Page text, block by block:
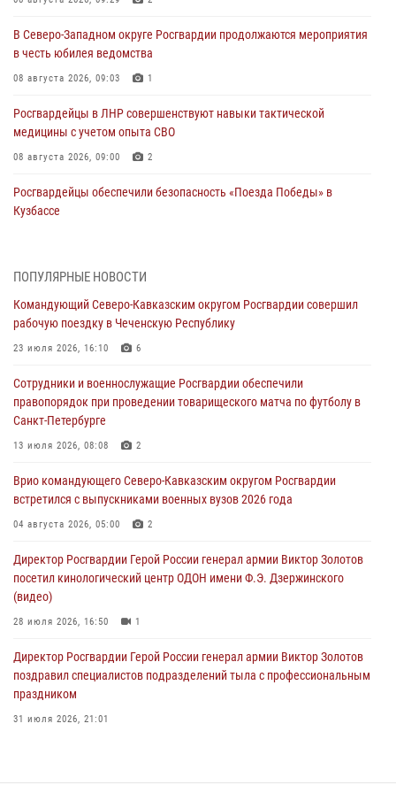
В Северо-Западном округе Росгвардии продолжаются мероприятия
в честь юбилея ведомства
08 августа 2026, 09:03 1
Росгвардейцы в ЛНР совершенствуют навыки тактической
медицины с учетом опыта СВО
08 августа 2026, 09:00 2
Росгвардейцы обеспечили безопасность «Поезда Победы» в
Кузбассе
ОМОН «Ойрат» Управления Росгвардии по Республике Калмыкия
08 августа 2026, 07:00
В Кабардино-Балкарии сотрудники Росгвардии провели турнир по
08 августа 2026, 07:00
Военнослужащие Софринской бригады Росгвардии встретились с
участником патриотического проекта «Дорогой Ломоносова —
08 августа 2026, 07:00 2
В Москве росгвардейцы оказали помощь медикам и девушке с
08 августа 2026, 06:32 1
ПОПУЛЯРНЫЕ НОВОСТИ
Командующий Северо-Кавказским округом Росгвардии совершил
рабочую поездку в Чеченскую Республику
23 июля 2026, 16:10 6
Сотрудники и военнослужащие Росгвардии обеспечили
правопорядок при проведении товарищеского матча по футболу в
Санкт-Петербурге
13 июля 2026, 08:08 2
Врио командующего Северо-Кавказским округом Росгвардии
встретился с выпускниками военных вузов 2026 года
04 августа 2026, 05:00 2
Директор Росгвардии Герой России генерал армии Виктор Золотов
посетил кинологический центр ОДОН имени Ф.Э. Дзержинского
(видео)
28 июля 2026, 16:50 1
Директор Росгвардии Герой России генерал армии Виктор Золотов
поздравил специалистов подразделений тыла с профессиональным
праздником
31 июля 2026, 21:01